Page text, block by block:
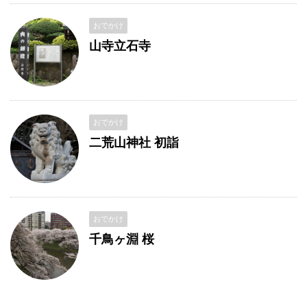
おでかけ
山寺立石寺
おでかけ
二荒山神社 初詣
おでかけ
千鳥ヶ淵 桜